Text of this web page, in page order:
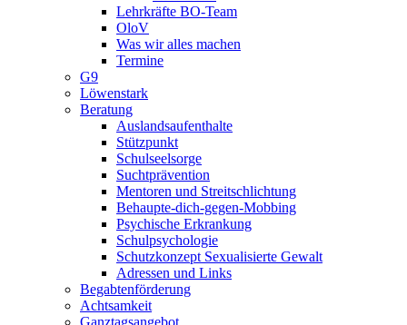
Lehrkräfte BO-Team
OloV
Was wir alles machen
Termine
G9
Löwenstark
Beratung
Auslandsaufenthalte
Stützpunkt
Schulseelsorge
Suchtprävention
Mentoren und Streitschlichtung
Behaupte-dich-gegen-Mobbing
Psychische Erkrankung
Schulpsychologie
Schutzkonzept Sexualisierte Gewalt
Adressen und Links
Begabtenförderung
Achtsamkeit
Ganztagsangebot